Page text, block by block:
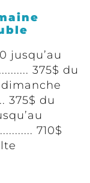
jusqu’au
375$ du
375$ du
710$